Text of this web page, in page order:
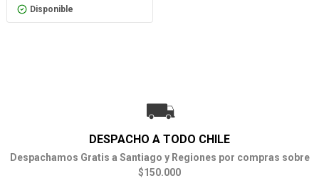
Disponible
DESPACHO A TODO CHILE
Despachamos Gratis a Santiago y Regiones por compras sobre
$150.000